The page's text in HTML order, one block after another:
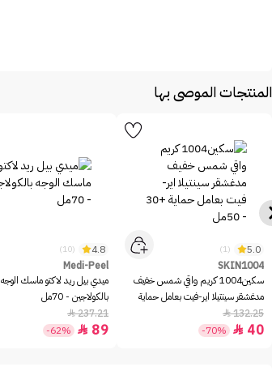
المنتجات الموصى بها
5.0
(1)
SKIN1004
سكين1004 كريم واقي شمس خفيف
مدغشقر سينتيلا اير-فيت بعامل حماية
+30 - 50مل
132.25

40

-70%
4.8
(10)
Medi-Peel
ميدي بيل ريد لاكتو ماسك الوجه
بالكولاجين - 70مل
237.21

89

-62%